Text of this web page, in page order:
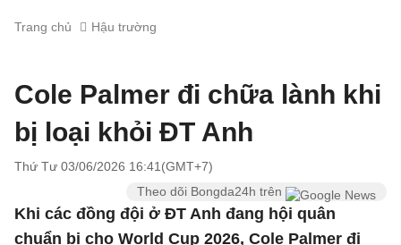
Trang chủ Hậu trường
Cole Palmer đi chữa lành khi
bị loại khỏi ĐT Anh
Thứ Tư 03/06/2026 16:41(GMT+7)
Theo dõi Bongda24h trên
Khi các đồng đội ở ĐT Anh đang hội quân
chuẩn bị cho World Cup 2026, Cole Palmer đi